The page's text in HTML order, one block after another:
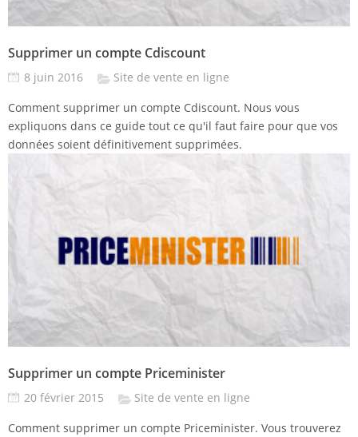
Supprimer un compte Cdiscount
8 juin 2016
Site de vente en ligne
Comment supprimer un compte Cdiscount. Nous vous
expliquons dans ce guide tout ce qu'il faut faire pour que vos
données soient définitivement supprimées.
Supprimer un compte Priceminister
20 février 2015
Site de vente en ligne
Comment supprimer un compte Priceminister. Vous trouverez